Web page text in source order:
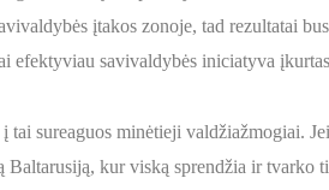
įtakos zonoje, tad rezultatai
efektyviau savivaldybės iniciatyva
sureaguos minėtieji valdžiažmogiai.
kur viską sprendžia ir tvarko